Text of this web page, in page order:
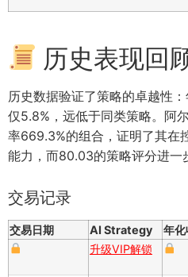
历史表现回
历史数据验证了策略的卓越性
仅5.8%，远低于同类策略。阿
率669.3%的组合，证明了其在
能力，而80.03的策略评分进一
交易记录
交易日期 AI Strategy 年
升级VIP解锁